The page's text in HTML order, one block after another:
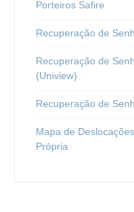
Porteiros Safire
Recuperação de
Recuperação de
(Uniview)
Recuperação de
Mapa de
Própria